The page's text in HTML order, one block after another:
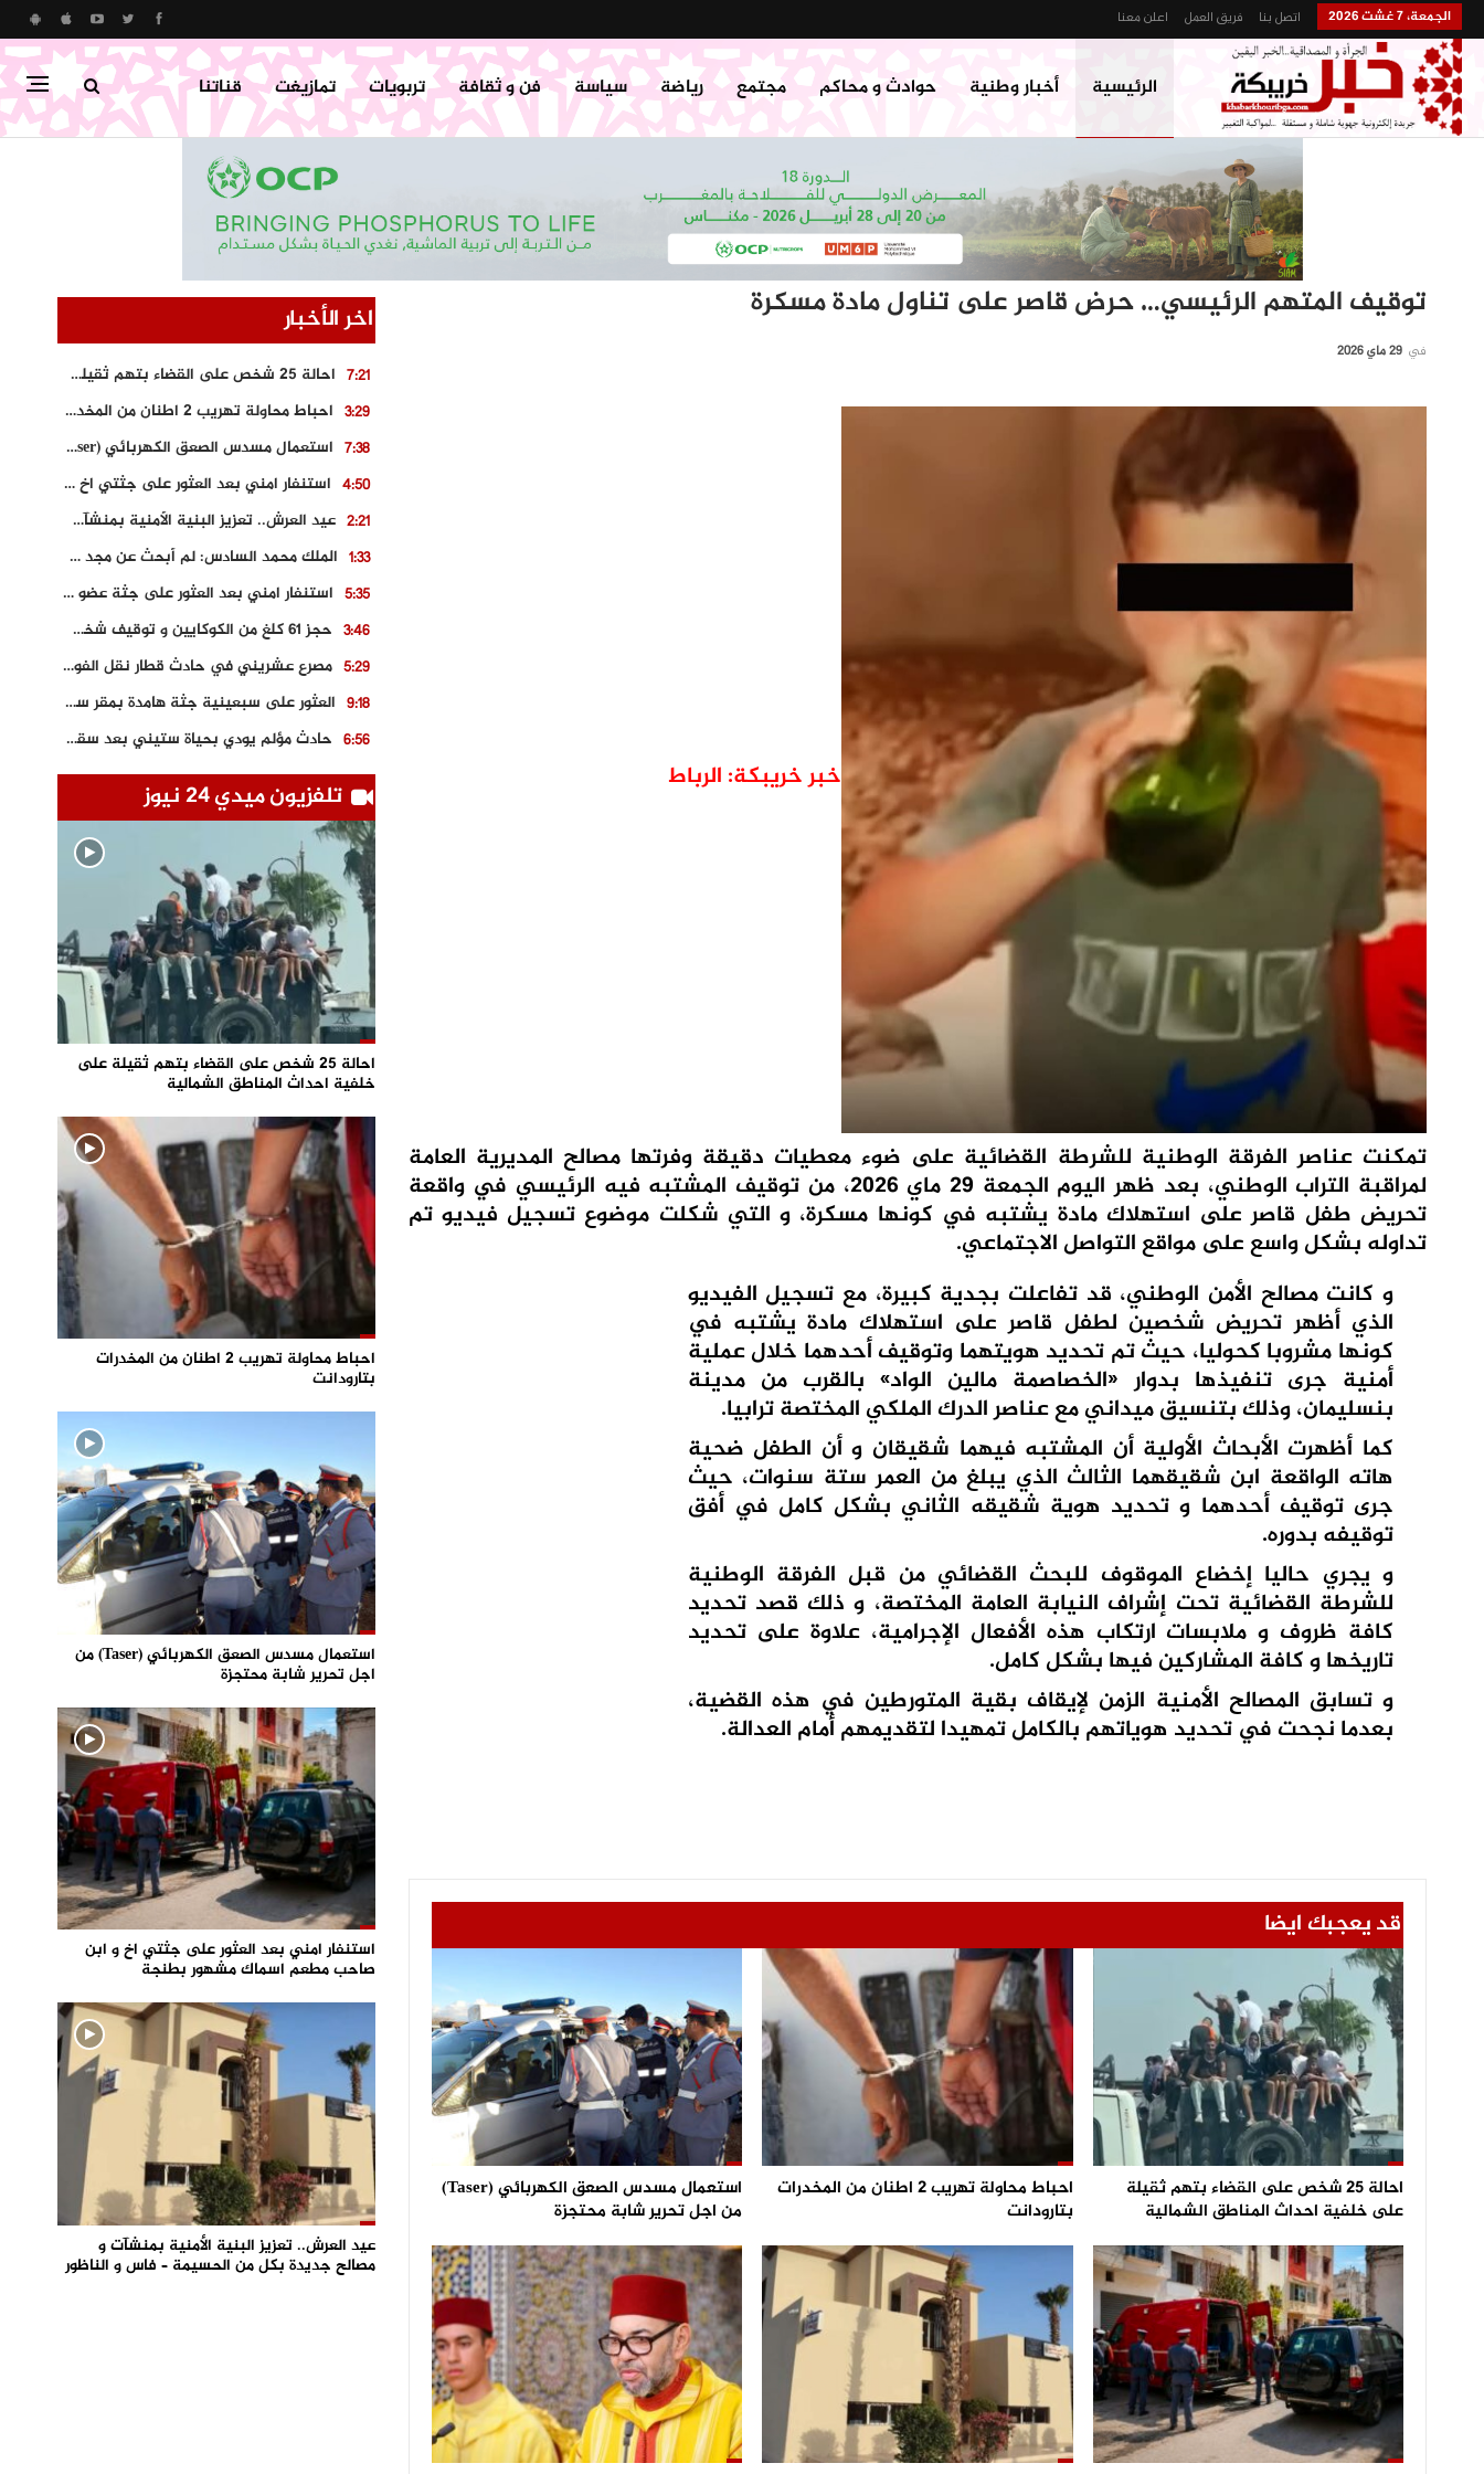
الجمعة، 7 غشت 2026 اتصل بنا فريق العمل اعلن معنا
الرئيسية أخبار وطنية حوادث و محاكم مجتمع رياضة سياسة فن و ثقافة تربويات تمازيغت قناتنا
توقيف المتهم الرئيسي… حرض قاصر على تناول مادة مسكرة
في 29 ماي 2026
خبر خريبكة: الرباط
تمكنت عناصر الفرقة الوطنية للشرطة القضائية على ضوء معطيات دقيقة وفرتها مصالح المديرية العامة
لمراقبة التراب الوطني، بعد ظهر اليوم الجمعة 29 ماي 2026، من توقيف المشتبه فيه الرئيسي في واقعة
تحريض طفل قاصر على استهلاك مادة يشتبه في كونها مسكرة، و التي شكلت موضوع تسجيل فيديو تم
تداوله بشكل واسع على مواقع التواصل الاجتماعي.
و كانت مصالح الأمن الوطني، قد تفاعلت بجدية كبيرة، مع تسجيل الفيديو
الذي أظهر تحريض شخصين لطفل قاصر على استهلاك مادة يشتبه في
كونها مشروبا كحوليا، حيث تم تحديد هويتهما وتوقيف أحدهما خلال عملية
أمنية جرى تنفيذها بدوار «الخصاصمة مالين الواد» بالقرب من مدينة
بنسليمان، وذلك بتنسيق ميداني مع عناصر الدرك الملكي المختصة ترابيا.
كما أظهرت الأبحاث الأولية أن المشتبه فيهما شقيقان و أن الطفل ضحية
هاته الواقعة ابن شقيقهما الثالث الذي يبلغ من العمر ستة سنوات، حيث
جرى توقيف أحدهما و تحديد هوية شقيقه الثاني بشكل كامل في أفق
توقيفه بدوره.
و يجري حاليا إخضاع الموقوف للبحث القضائي من قبل الفرقة الوطنية
للشرطة القضائية تحت إشراف النيابة العامة المختصة، و ذلك قصد تحديد
كافة ظروف و ملابسات ارتكاب هذه الأفعال الإجرامية، علاوة على تحديد
تاريخها و كافة المشاركين فيها بشكل كامل.
و تسابق المصالح الأمنية الزمن لإيقاف بقية المتورطين في هذه القضية،
بعدما نجحت في تحديد هوياتهم بالكامل تمهيدا لتقديمهم أمام العدالة.
قد يعجبك ايضا
احالة 25 شخص على القضاء بتهم ثقيلة
على خلفية احداث المناطق الشمالية
احباط محاولة تهريب 2 اطنان من المخدرات
بتارودانت
استعمال مسدس الصعق الكهربائي (Taser)
من اجل تحرير شابة محتجزة
اخر الأخبار
7:21
احالة 25 شخص على القضاء بتهم ثقيلة على خلفية احداث المناطق الشمالية
3:29
احباط محاولة تهريب 2 اطنان من المخدرات بتارودانت
7:38
استعمال مسدس الصعق الكهربائي (Taser) من اجل تحرير شابة محتجزة
4:50
استنفار امني بعد العثور على جثتي اخ و ابن صاحب مطعم اسماك مشهور بطنجة
2:21
عيد العرش.. تعزيز البنية الأمنية بمنشآت و مصالح جديدة بكل من الحسيمة – فاس و الناظور
1:33
الملك محمد السادس: لم أبحث عن مجد شخصي.. وهَمي كرامة المغاربة
5:35
استنفار امني بعد العثور على جثة عضو سابق في حزب المصباح بالقنيطرة..
3:46
حجز 61 كلغ من الكوكايين و توقيف شخصين بالكركرات
5:29
مصرع عشريني في حادث قطار نقل الفوسفاط..
9:18
العثور على سبعينية جثة هامدة بمقر سكناها بمراكش
6:56
حادث مؤلم يودي بحياة ستيني بعد سقوطه في فرن تقليدي “للجير”
3:02
مصرع شابة ثلاثينية إثر سقوط سيارتها من منحدر خطير بالجرف الأصفر
3:04
6:42
العثور على جثة سبعيني مدفونة بعد أسابيع من اختفائه الغامض
4:40
تلفزيون ميدي 24 نيوز
احالة 25 شخص على القضاء بتهم ثقيلة على
خلفية احداث المناطق الشمالية
احباط محاولة تهريب 2 اطنان من المخدرات
بتارودانت
استعمال مسدس الصعق الكهربائي (Taser) من
اجل تحرير شابة محتجزة
استنفار امني بعد العثور على جثتي اخ و ابن
صاحب مطعم اسماك مشهور بطنجة
عيد العرش.. تعزيز البنية الأمنية بمنشآت و
مصالح جديدة بكل من الحسيمة – فاس و الناظور